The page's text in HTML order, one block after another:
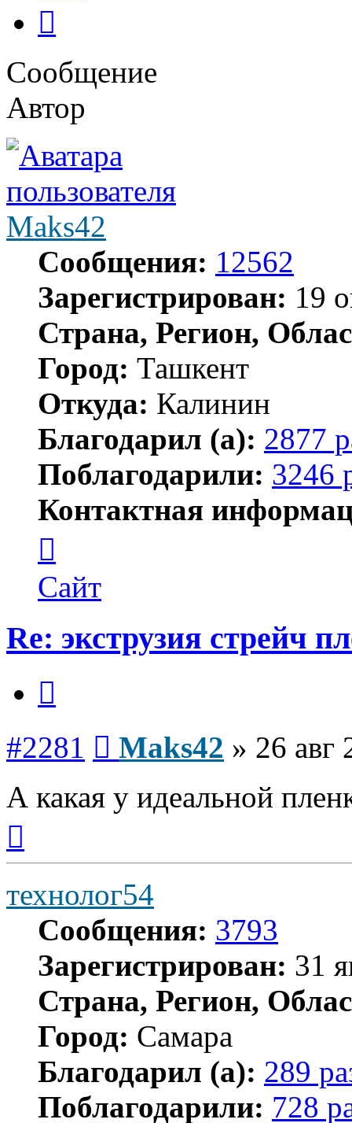
Сообщение
Автор
Maks42
Сообщения: 12562
Зарегистрирован: 19
Страна, Регион,
Город: Ташкент
Откуда: Калинин
Благодарил (а): 2877
Поблагодарили: 3246
Контактная
пользователя
Maks42
Сайт
Re: экструзия стрейч
#2281 Maks42 » 26 авг
А какая у идеальной
началу
технолог54
Сообщения: 3793
Зарегистрирован: 31
Страна, Регион,
Город: Самара
Благодарил (а): 289
Поблагодарили: 728